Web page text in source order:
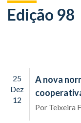
Edição 98
25
Dez
12
A nova
Por Teixeira